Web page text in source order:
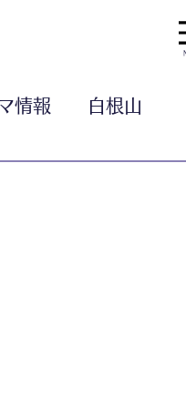
情報 白根山